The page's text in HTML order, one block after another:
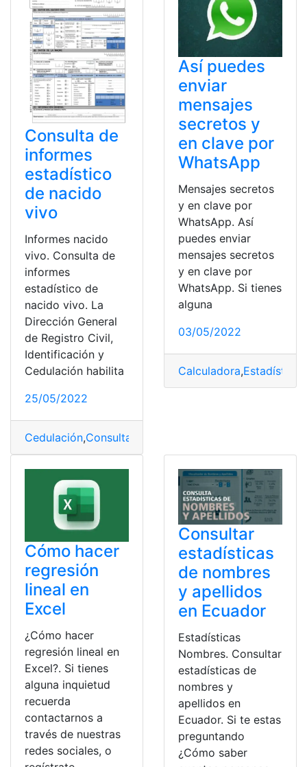
Consulta de
informes
estadístico
de nacido
vivo
Informes nacido
vivo. Consulta de
informes
estadístico de
nacido vivo. La
Dirección General
de Registro Civil,
Identificación y
Cedulación habilita
25/05/2022
Cedulación,Consulta
Así puedes
enviar
mensajes
secretos y
en clave por
WhatsApp
Mensajes secretos
y en clave por
WhatsApp. Así
puedes enviar
mensajes secretos
y en clave por
WhatsApp. Si tienes
alguna
03/05/2022
Calculadora,Estadísticas
Cómo hacer
regresión
lineal en
Excel
¿Cómo hacer
regresión lineal en
Excel?. Si tienes
alguna inquietud
recuerda
contactarnos a
través de nuestras
redes sociales, o
Consultar
estadísticas
de nombres
y apellidos
en Ecuador
Estadísticas
Nombres. Consultar
estadísticas de
nombres y
apellidos en
Ecuador. Si te estas
preguntando
¿Cómo saber